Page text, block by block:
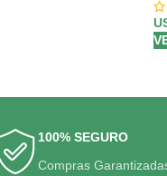
100% SEGURO
Compras